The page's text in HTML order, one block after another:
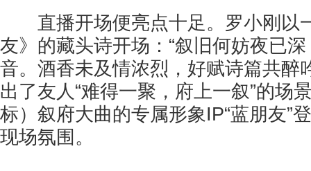
直播开场便亮点十足。罗小刚以
友》的藏头诗开场：“叙旧何妨夜已
音。酒香未及情浓烈，好赋诗篇共醉
出了友人“难得一聚，府上一叙”的场
标）叙府大曲的专属形象IP“蓝朋友”
现场氛围。